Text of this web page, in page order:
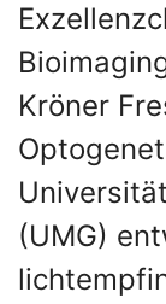
Kröner
(UMG)